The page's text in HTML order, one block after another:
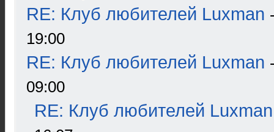
RE: Клуб любителей Luxman
19:00
RE: Клуб любителей Luxman
09:00
RE: Клуб любителей Luxman